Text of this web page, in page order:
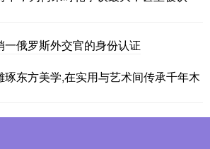
一俄罗斯外交官的身份认证
琢东方美学,在实用与艺术间传承千年木